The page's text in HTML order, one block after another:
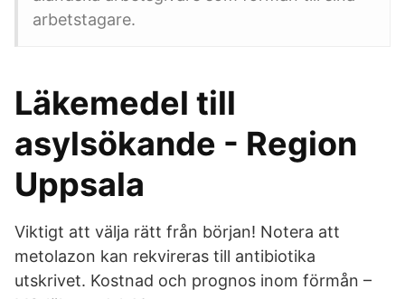
arbetstagare.
Läkemedel till
asylsökande - Region
Uppsala
Viktigt att välja rätt från början! Notera att
metolazon kan rekvireras till antibiotika
utskrivet. Kostnad och prognos inom förmån –